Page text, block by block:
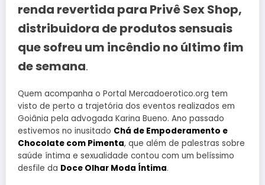
renda revertida para Privê Sex Shop,
distribuidora de produtos sensuais
que sofreu um incêndio no último fim
de semana.
Quem acompanha o Portal Mercadoerotico.org tem
visto de perto a trajetória dos eventos realizados em
Goiânia pela advogada Karina Bueno. Ano passado
estivemos no inusitado Chá de Empoderamento e
Chocolate com Pimenta, que além de palestras sobre
saúde íntima e sexualidade contou com um belíssimo
desfile da Doce Olhar Moda Íntima.